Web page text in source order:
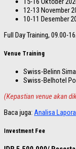
12-13 November
10-11 Desember
Full Day Training, 09.00-
Venue Training
Swiss-Belinn
Swiss-Belhotel
(Kepastian venue akan
Baca juga: Analisa
Investment Fee